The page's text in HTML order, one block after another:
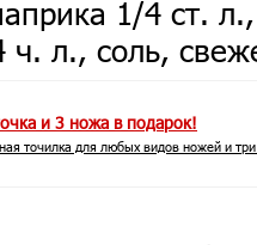
1/4 ст.
ч. л., соль,
и 3 ножа в подарок!
точилка для любых видов ножей и